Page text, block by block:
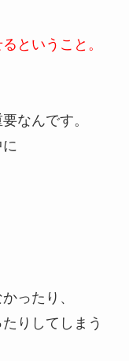
ということ。
なんです。
ったり、
りしてしまう